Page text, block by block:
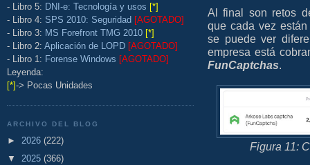
- Libro 5: DNI-e: Tecnología y usos [*]
- Libro 4: SPS 2010: Seguridad [AGOTADO]
- Libro 3: MS Forefront TMG 2010 [*]
- Libro 2: Aplicación de LOPD [AGOTADO]
- Libro 1: Forense Windows [AGOTADO]
Leyenda:
[*]-> Pocas Unidades
ARCHIVO DEL BLOG
► 2026 (222)
▼ 2025 (366)
Al final son retos
que cada vez
se puede ver
empresa está
FunCaptchas.
Figura 11: